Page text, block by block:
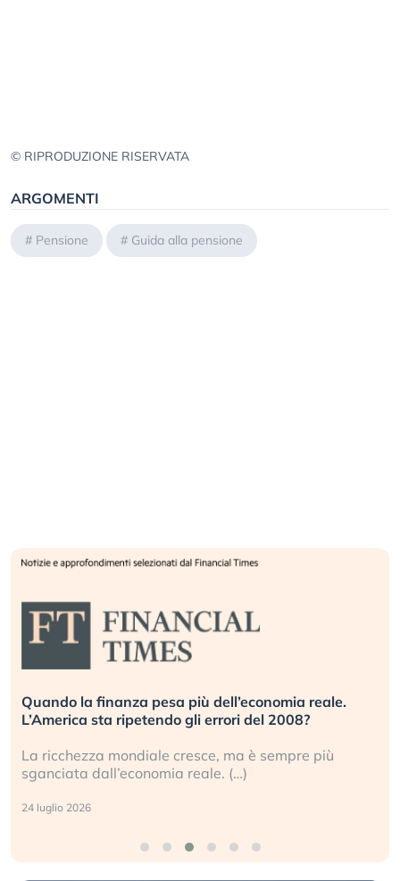
© RIPRODUZIONE RISERVATA
ARGOMENTI
# Pensione # Guida alla pensione
Quando la finanza pesa più dell’economia reale.
L’America sta ripetendo gli errori del 2008?
La ricchezza mondiale cresce, ma è sempre più
sganciata dall’economia reale. (…)
24 luglio 2026